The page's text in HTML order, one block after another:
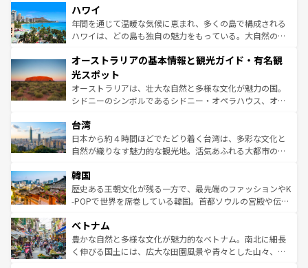
着のスイス情報は
のような巨大都市は、観光、ショッピング、エンターテイ
ンメントが詰まった刺激的なスポットだ。一方、アメリカ
西部には大自然が広がり、グランドキャニオンやイエロー
部のニューオーリンズでは、音楽と美食が融合した独特の
文化が魅力。旅行者はアメリカの各地域で異なる魅力を楽
しみながら、その多様性と豊かな歴史を感じることができ
るだろう。車でのロードトリップや列車の旅も、アメリカ
情報は
ハワイ
年間を通じて温暖な気候に恵まれ、多くの島で構成される
ハワイは、どの島も独自の魅力をもっている。大自然の神
ワイ島は見逃せない。また、定番の観光地といえばオアフ
島だが、静かな自然を求めるならマウイ島やカウアイ島が
おすすめ。エメラルドグリーンに輝く海をはじめ、豊かな
文化や歴史が息づいている。「アロハスピリット」と呼ば
人々、おいしいローカルフードやハワイアンミュージッ
ク、伝統的なフラダンスなど、すべてがハワイの魅力を彩
っている。訪れるたびに新しい発見と感動が待っているハ
はコンテンツ一覧
オーストラリアの基本情報と観光ガイド・有名観
光スポット
オーストラリアは、壮大な自然と多様な文化が魅力の国。
シドニーのシンボルであるシドニー・オペラハウス、オー
リアリーフや大陸中央部にそびえるウルル（エアーズロッ
ク）、タスマニアの美しい原生林やケアンズの熱帯雨林な
ど、見どころがたくさん。また、カフェやワイン、オージ
いる。アクティビティも充実しており、サーフィンやダイ
ビング、ハイキングなど、アウトドア好きにはたまらな
い。オーストラリアの多彩な魅力を存分に味わいつくそ
参照してほしい。
台湾
日本から約４時間ほどでたどり着く台湾は、多彩な文化と
自然が織りなす魅力的な観光地。活気あふれる大都市の台
ン）、静ひつな山岳地帯である台湾東部など、都市の喧騒
と山間の静けさが共存しており、訪れる人に新しい発見と
驚きをもたらしてくれる。また、奥深い台湾の食文化も魅
容にもいいと評判のスイーツなど、バラエティ豊かな料理
が味わえる。 なお、新着の台湾情報は コンテンツ一覧を参
照してほしい。
韓国
歴史ある王朝文化が残る一方で、最先端のファッションやK
-POPで世界を席巻している韓国。首都ソウルの宮殿や伝統
き、地方に足を延ばせば四季折々の自然美を楽しむことが
できる。そして、キムチや焼肉、絶品のストリートフード
まで、さまざまな韓国料理が待っている。夜には、韓国な
ベトナム
豊かな自然と多様な文化が魅力的なベトナム。南北に細長
く伸びる国土には、広大な田園風景や青々とした山々、世